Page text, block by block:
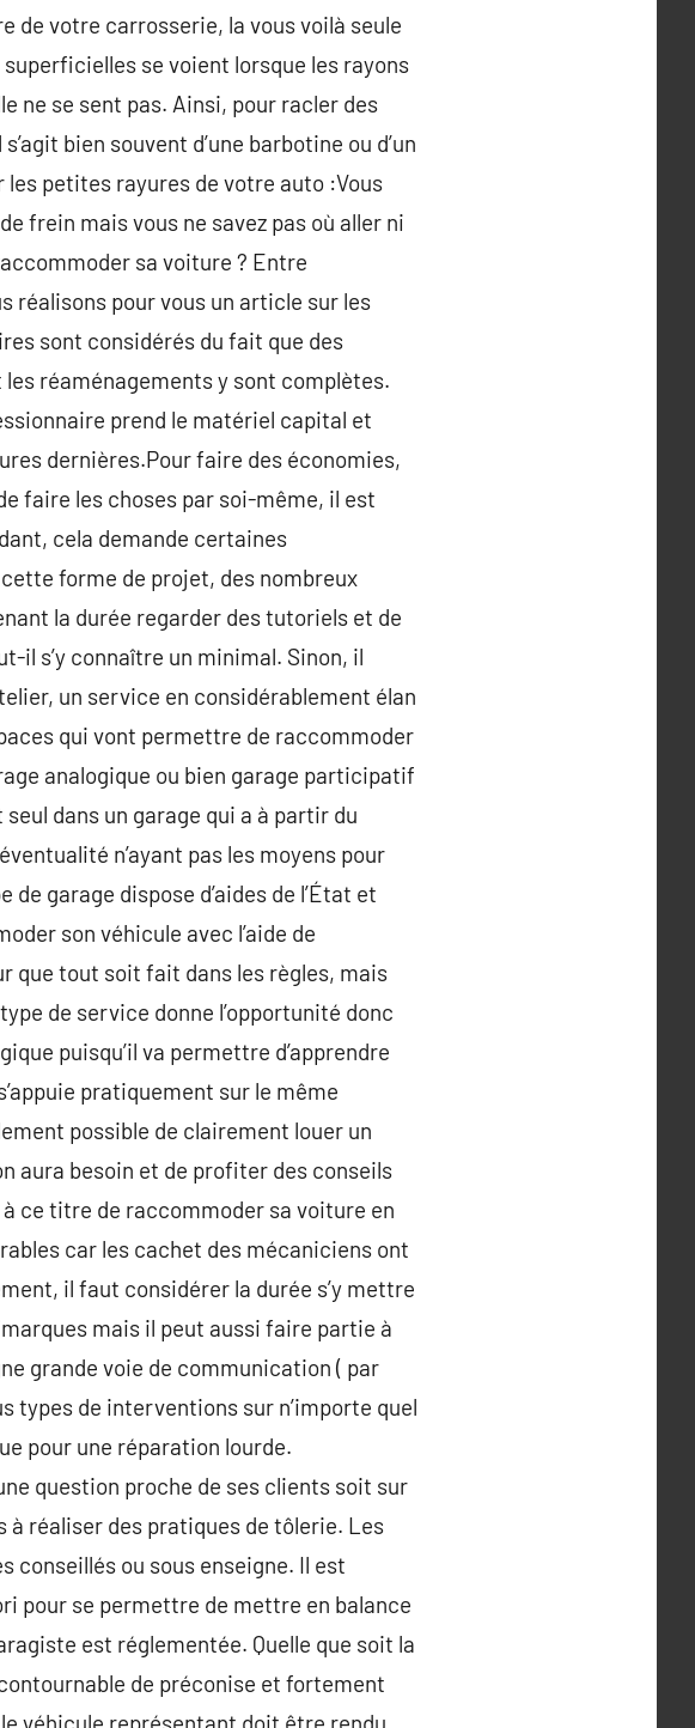
de votre carrosserie, la vous voilà seule
se voient lorsque les rayons
ne se sent pas. Ainsi, pour racler des
bien souvent d’une barbotine ou d’un
petites rayures de votre auto :Vous
frein mais vous ne savez pas où aller ni
sa voiture ? Entre
réalisons pour vous un article sur les
sont considérés du fait que des
réaménagements y sont complètes.
prend le matériel capital et
dernières.Pour faire des économies,
faire les choses par soi-même, il est
cela demande certaines
forme de projet, des nombreux
la durée regarder des tutoriels et de
il s’y connaître un minimal. Sinon, il
un service en considérablement élan
qui vont permettre de raccommoder
analogique ou bien garage participatif
dans un garage qui a à partir du
n’ayant pas les moyens pour
garage dispose d’aides de l’État et
son véhicule avec l’aide de
que tout soit fait dans les règles, mais
de service donne l’opportunité donc
puisqu’il va permettre d’apprendre
pratiquement sur le même
possible de clairement louer un
aura besoin et de profiter des conseils
à ce titre de raccommoder sa voiture en
car les cachet des mécaniciens ont
il faut considérer la durée s’y mettre
mais il peut aussi faire partie à
grande voie de communication ( par
types de interventions sur n’importe quel
pour une réparation lourde.
question proche de ses clients soit sur
réaliser des pratiques de tôlerie. Les
ou sous enseigne. Il est
pour se permettre de mettre en balance
est réglementée. Quelle que soit la
de préconise et fortement
véhicule représentant doit être rendu